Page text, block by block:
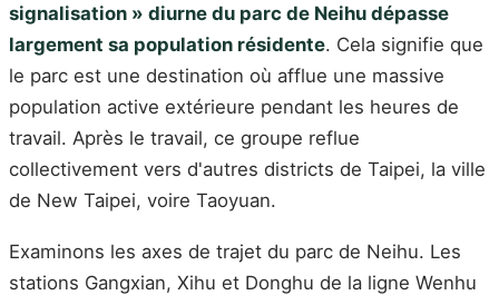
signalisation » diurne du parc de Neihu dépasse
largement sa population résidente. Cela signifie que
le parc est une destination où afflue une massive
population active extérieure pendant les heures de
travail. Après le travail, ce groupe reflue
collectivement vers d'autres districts de Taipei, la ville
de New Taipei, voire Taoyuan.
Examinons les axes de trajet du parc de Neihu. Les
stations Gangxian, Xihu et Donghu de la ligne Wenhu